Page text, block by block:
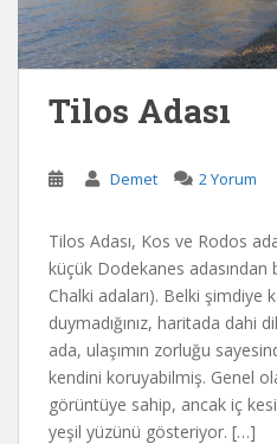
Tilos Adası
Demet 2 Yorum
Tilos Adası, Kos ve Rodos
küçük Dodekanes
Chalki adaları). Belki şimdiye
duymadığınız, haritada dahi
ada, ulaşımın zorluğu
kendini koruyabilmiş. Genel
görüntüye sahip, ancak iç
yeşil yüzünü gösteriyor. […]